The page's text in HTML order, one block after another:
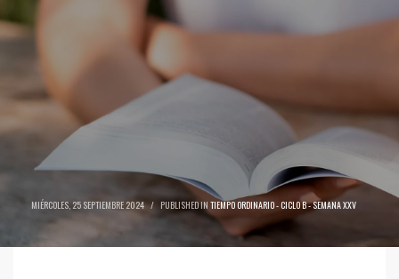
MIÉRCOLES, 25 SEPTIEMBRE 2024 / PUBLISHED IN TIEMPO ORDINARIO - CICLO B - SEMANA XXV